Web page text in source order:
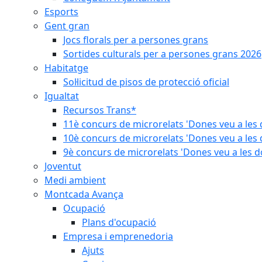
Esports
Gent gran
Jocs florals per a persones grans
Sortides culturals per a persones grans 2026
Habitatge
Sol·licitud de pisos de protecció oficial
Igualtat
Recursos Trans*
11è concurs de microrelats 'Dones veu a les
10è concurs de microrelats 'Dones veu a les
9è concurs de microrelats 'Dones veu a les
Joventut
Medi ambient
Montcada Avança
Ocupació
Plans d'ocupació
Empresa i emprenedoria
Ajuts